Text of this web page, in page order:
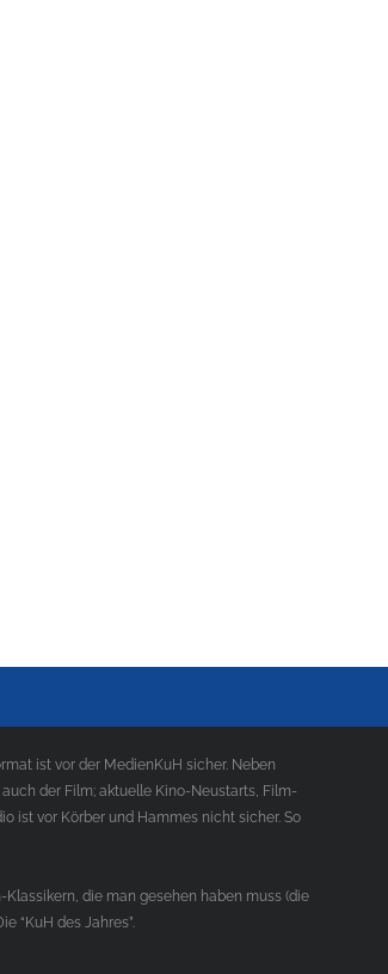
ist vor der MedienKuH sicher. Neben
der Film; aktuelle Kino-Neustarts, Film-
ist vor Körber und Hammes nicht sicher. So
Klassikern, die man gesehen haben muss (die
“KuH des Jahres”.